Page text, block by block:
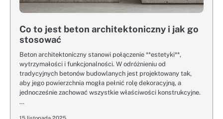
Co to jest beton architektoniczny i jak go
stosować
Beton architektoniczny stanowi połączenie **estetyki**,
wytrzymałości i funkcjonalności. W odróżnieniu od
tradycyjnych betonów budowlanych jest projektowany tak,
aby jego powierzchnia mogła pełnić rolę dekoracyjną, a
jednocześnie zachować wszystkie właściwości konstrukcyjne.
…